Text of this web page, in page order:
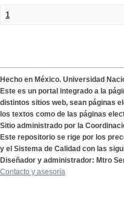
1
Hecho en México. Universidad
Este es un portal integrado a la
distintos sitios web, sean páginas
los textos como de las páginas
Sitio administrado por la
Este repositorio se rige por los
y el Sistema de Calidad con las
Diseñador y administrador: Mtro
Contacto y asesoría